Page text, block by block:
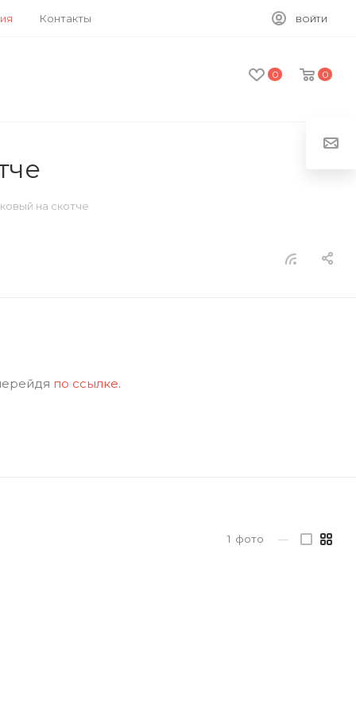
Контакты ВОЙТИ
0 0
на скотче
по ссылке.
1 фото —